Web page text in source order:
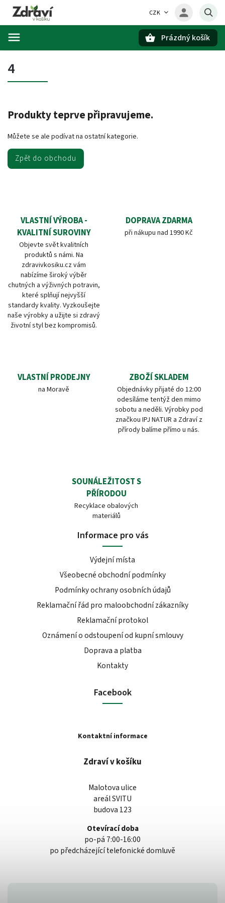
CZK
Prázdný košík
4
Produkty teprve připravujeme.
Můžete se ale podívat na ostatní kategorie.
Zpět do obchodu
VLASTNÍ VÝROBA -
KVALITNÍ SUROVINY
Objevte svět kvalitních
produktů s námi. Na
zdravivkosiku.cz vám
nabízíme široký výběr
chutných a výživných potravin,
které splňují nejvyšší
standardy kvality. Vyzkoušejte
naše výrobky a užijte si zdravý
životní styl bez kompromisů.
DOPRAVA ZDARMA
při nákupu nad 1990 Kč
VLASTNÍ PRODEJNY
na Moravě
ZBOŽÍ SKLADEM
Objednávky přijaté do 12:00
odesíláme tentýž den mimo
sobotu a neděli. Výrobky pod
značkou IPJ NATUR a Zdraví z
přírody balíme přímo u nás.
SOUNÁLEŽITOST S
PŘÍRODOU
Recyklace obalových
materiálů
Informace pro vás
Výdejní místa
Všeobecné obchodní podmínky
Podmínky ochrany osobních údajů
Reklamační řád pro maloobchodní zákazníky
Reklamační protokol
Oznámení o odstoupení od kupní smlouvy
Doprava a platba
Kontakty
Facebook
Kontaktní informace
Zdraví v košíku
Malotova ulice
areál SVITU
budova 123
Otevírací doba
po-pá 7:00-16:00
po předcházející telefonické domluvě